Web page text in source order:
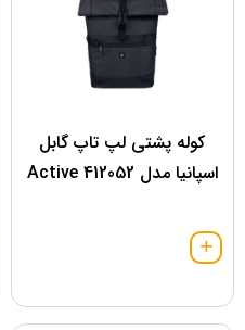
کوله پشتی لپ تاپ گابل
اسپانیا مدل 412052 Active